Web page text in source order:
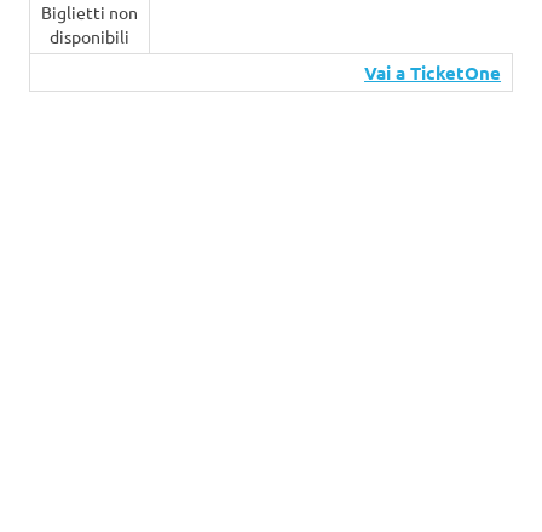
Biglietti non
disponibili
Vai a TicketOne